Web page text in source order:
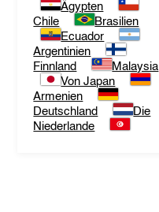
Ägypten
Chile
Brasilien
Ecuador
Argentinien
Finnland
Malaysia
Von Japan
Armenien
Deutschland
Die
Niederlande